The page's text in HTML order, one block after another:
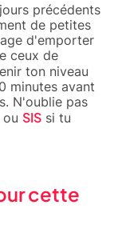
précédents
de petites
d'emporter
ceux de
ton niveau
minutes avant
N'oublie pas
ou SIS si tu
cette